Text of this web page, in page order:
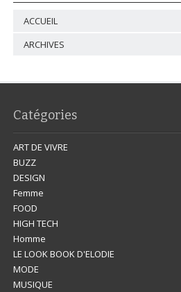
ACCUEIL
ARCHIVES
Catégories
ART DE VIVRE
BUZZ
DESIGN
Femme
FOOD
HIGH TECH
Homme
LE LOOK BOOK D'ELODIE
MODE
MUSIQUE